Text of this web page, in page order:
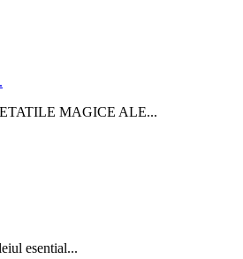
MAGICE ALE...
esential...